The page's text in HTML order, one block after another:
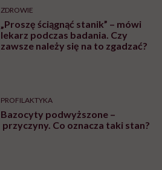
ZDROWIE
„Proszę ściągnąć stanik” – mówi
lekarz podczas badania. Czy
zawsze należy się na to zgadzać?
PROFILAKTYKA
Bazocyty podwyższone –
przyczyny. Co oznacza taki stan?